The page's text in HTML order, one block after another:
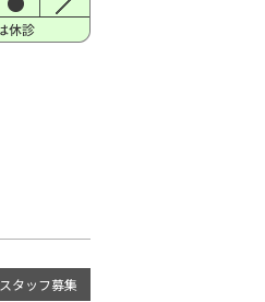
スタッフ募集